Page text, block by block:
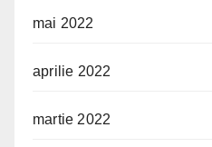
mai 2022
aprilie 2022
martie 2022